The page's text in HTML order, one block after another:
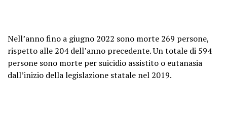
Nell’anno fino a giugno 2022 sono morte 269 persone,
rispetto alle 204 dell’anno precedente. Un totale di 594
persone sono morte per suicidio assistito o eutanasia
dall’inizio della legislazione statale nel 2019.